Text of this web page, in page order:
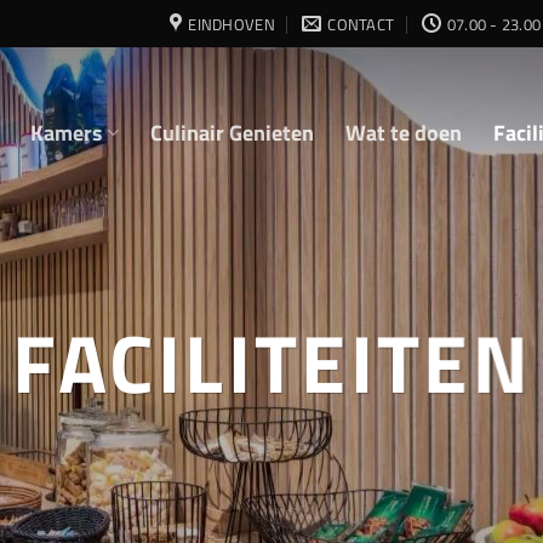
EINDHOVEN CONTACT 07.00 - 23.00
Kamers Culinair Genieten Wat te doen
FACILITEITEN